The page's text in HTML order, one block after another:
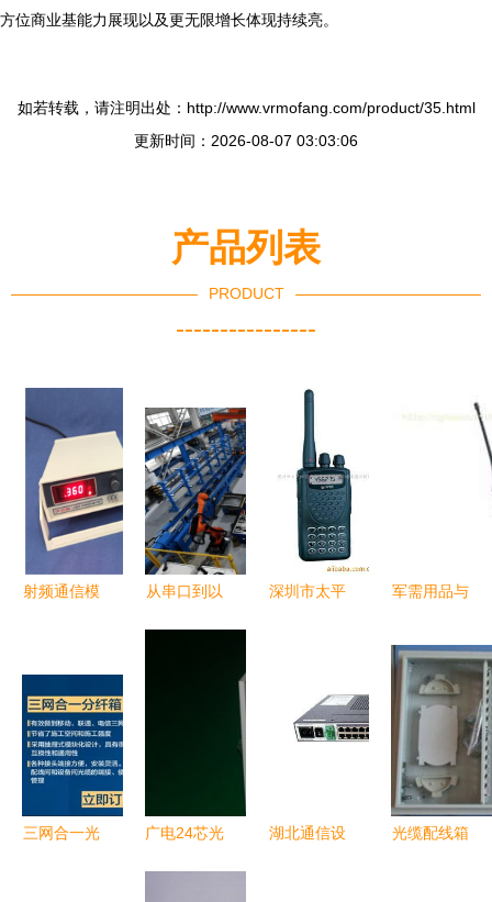
方位商业基能力展现以及更无限增长体现持续亮。
如若转载，请注明出处：http://www.vrmofang.com/product/35.html
更新时间：2026-08-07 03:03:06
产品列表
PRODUCT
----------------
射频通信模
备选型指南
从串口到以
深圳市太平
行创立新时
军需用品与
备的重要性
与发展
三网合一光
广电24芯光
湖北通信设
光缆配线箱